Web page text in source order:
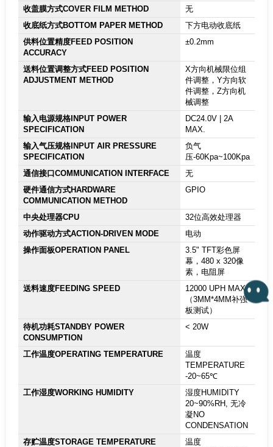
收盖膜方式COVER FILM METHOD
无
收底纸方式BOTTOM PAPER METHOD
下方电动收底纸
供料位置精度FEED POSITION
ACCURACY
±0.2mm
送料位置调整方式FEED POSITION
ADJUSTMENT METHOD
X方向机械限位组
件调整，Y方向软
件调整，Z方向机
械调整
输入电源规格INPUT POWER
SPECIFICATION
DC24.0V | 2A
MAX.
输入气压规格INPUT AIR PRESSURE
SPECIFICATION
负气
压-60Kpa~100Kpa
通信接口COMMUNICATION INTERFACE
无
硬件通信方式HARDWARE
COMMUNICATION METHOD
GPIO
中央处理器CPU
32位高效处理器
动作驱动方式ACTION-DRIVEN MODE
电动
操作面板OPERATION PANEL
3.5" TFT彩色屏
幕，480 x 320像
素，电阻屏
送料速度FEEDING SPEED
12000 UPH MAX.
（3MM*4MM补强
板测试）
待机功耗STANDBY POWER
CONSUMPTION
< 20W
工作温度OPERATING TEMPERATURE
温度
TEMPERATURE
-20~65℃
工作湿度WORKING HUMIDITY
湿度HUMIDITY
20~90%RH, 无冷
凝NO
CONDENSATION
存贮温度STORAGE TEMPERATURE
温度